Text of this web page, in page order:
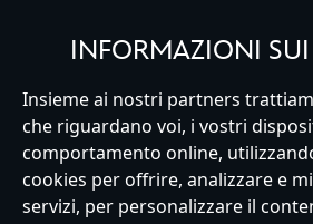
Italy
Servizio Clienti Termini d'Uso Trova
Normativa Europea sul trattamento dei dati
INFORMAZIONI
Insieme ai nostri partners
che riguardano voi, i vostri
comportamento online,
cookies per offrire, analizzare e
servizi, per personalizzare il